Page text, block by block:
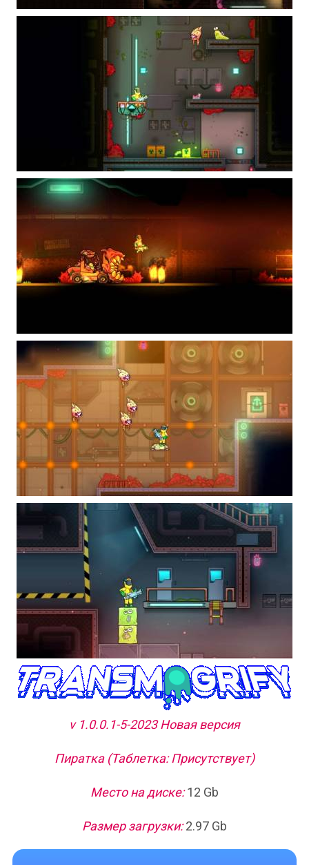
v 1.0.0.1-5-2023 Новая версия
Пиратка (Таблетка: Присутствует)
Место на диске:12 Gb
Размер загрузки:2.97 Gb